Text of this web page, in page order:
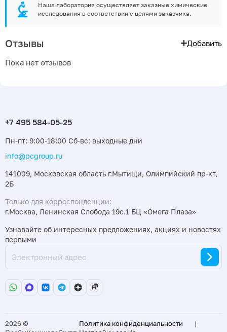
Наша лаборатория осуществляет заказные химические
исследования в соответствии с целями заказчика.
Отзывы Добавить
Пока нет отзывов
Пн-пт: 9:00-18:00 Сб-вс: выходные дни
info@pcgroup.ru
141009, Московская область г.Мытищи, Олимпийский пр-кт,
2Б
Только для корреспонденции:
г.Москва, Ленинская Слобода 19с.1 БЦ «Омега Плаза»
Узнавайте об интересных предложениях, акциях и новостях
первыми
2026 ©
Политика конфиденциальности
|